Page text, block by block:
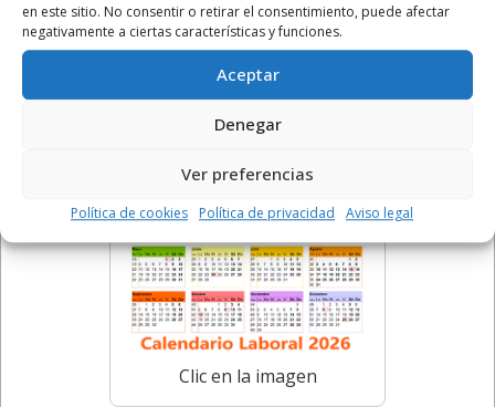
en este sitio. No consentir o retirar el consentimiento, puede afectar
negativamente a ciertas características y funciones.
Aceptar
Denegar
Ver preferencias
Política de cookies Política de privacidad Aviso legal
Calendario Laboral 2026
Clic en la imagen